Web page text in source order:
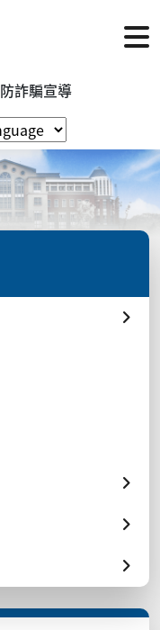
防詐騙宣導